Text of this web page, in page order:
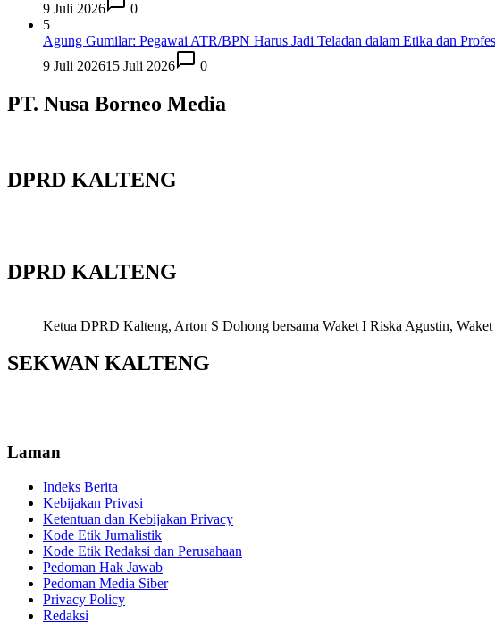
9 Juli 2026
0
5
Agung Gumilar: Pegawai ATR/BPN Harus Jadi Teladan dalam Etika dan
9 Juli 202615 Juli 2026 0
PT. Nusa Borneo Media
DPRD KALTENG
DPRD KALTENG
Ketua DPRD Kalteng, Arton S Dohong bersama Waket I Riska Agustin,
SEKWAN KALTENG
Laman
Indeks Berita
Kebijakan Privasi
Ketentuan dan Kebijakan Privacy
Kode Etik Jurnalistik
Kode Etik Redaksi dan Perusahaan
Pedoman Hak Jawab
Pedoman Media Siber
Privacy Policy
Redaksi